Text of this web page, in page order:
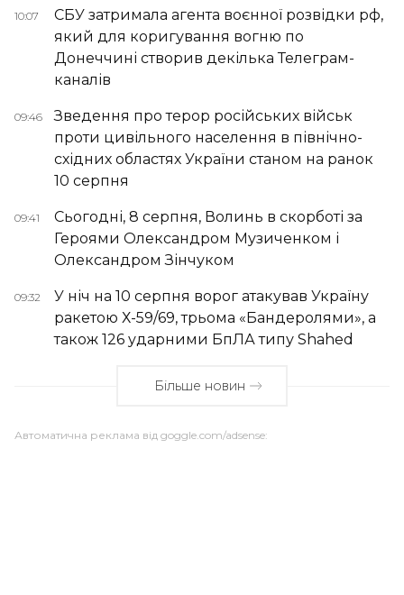
10:07
СБУ затримала агента воєнної розвідки рф,
який для коригування вогню по
Донеччині створив декілька Телеграм-
каналів
09:46
Зведення про терор російських військ
проти цивільного населення в північно-
східних областях України станом на ранок
10 серпня
09:41
Сьогодні, 8 серпня, Волинь в скорботі за
Героями Олександром Музиченком і
Олександром Зінчуком
09:32
У ніч на 10 серпня ворог атакував Україну
ракетою Х-59/69, трьома «Бандеролями», а
також 126 ударними БпЛА типу Shahed
Більше новин
Автоматична реклама від goggle.com/adsense: